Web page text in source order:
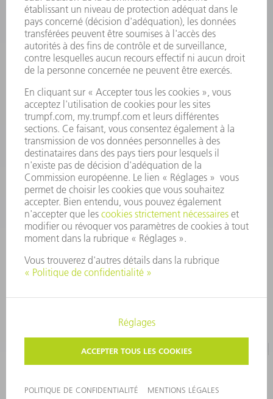
INFORMATION
Foire aux questions
Termes et conditions
CONTACT
01 48 17 37 73
Lun - Jeu 08:00h - 16:30h
Ven 08:00h - 12:30h
outillages@fr.TRUMPF.com
CONTACT
Pièces Détachées
01 48 17 37 57
Lun – Ven 8:30h - 17:30h
pieces.detachees@trumpf.com
MENTIONS LÉGALES
PROTECTION DES DONNÉES PERSONNELLES
COPYRIGHT ET DROIT DES MARQUES
CONDITIONS D'UTILISATION
© 2026 TRUMPF